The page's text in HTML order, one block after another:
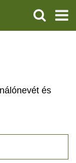
KERESÉS
és